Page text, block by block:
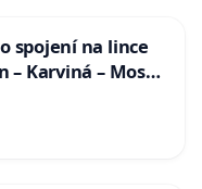
spojení na lince
– Karviná – Mosty